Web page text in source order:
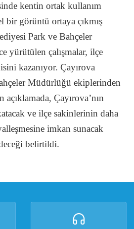
kentin ortak kullanım
bir görüntü ortaya çıkmış
Park ve Bahçeler
yürütülen çalışmalar, ilçe
kazanıyor. Çayırova
Müdürlüğü ekiplerinden
Çayırova’nın
ve ilçe sakinlerinin daha
imkan sunacak
belirtildi.